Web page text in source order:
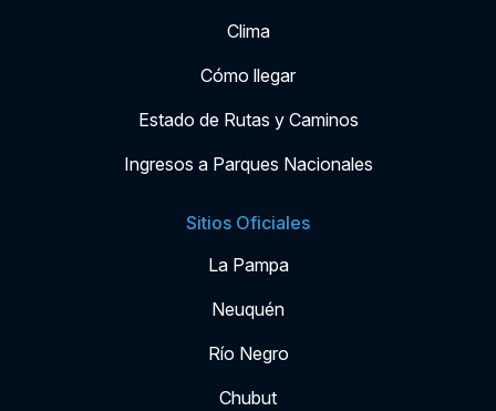
Clima
Cómo llegar
Estado de Rutas y Caminos
Ingresos a Parques Nacionales
Sitios Oficiales
La Pampa
Neuquén
Río Negro
Chubut